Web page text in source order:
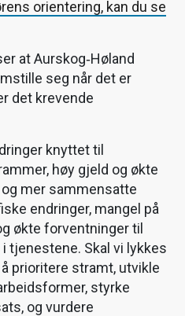
orientering, kan du se
at Aurskog‑Høland
seg når det er
det krevende
knyttet til
høy gjeld og økte
mer sammensatte
endringer, mangel på
økte forventninger til
tjenestene. Skal vi lykkes
prioritere stramt, utvikle
styrke
og vurdere